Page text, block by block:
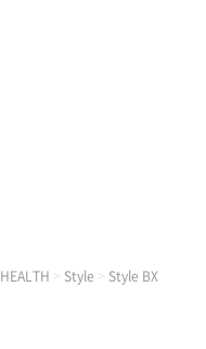
HEALTH > Style > Style BX